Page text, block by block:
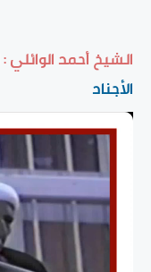
الشيخ أحمد الوائلي :
الأجناد